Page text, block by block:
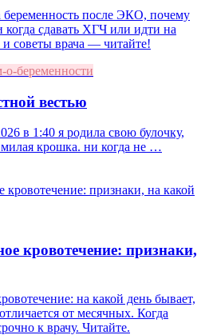
беременность после ЭКО, почему
сдавать ХГЧ или идти на
советы врача — читайте!
о-беременности
вестью
в 1:40 я родила свою булочку,
крошка. ни когда не …
кровотечение: признаки,
на какой день бывает,
от месячных. Когда
к врачу. Читайте.